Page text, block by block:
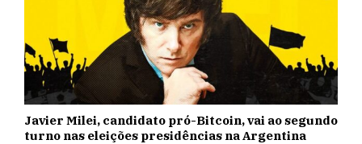
Javier Milei, candidato pró-Bitcoin, vai ao segundo
turno nas eleições presidências na Argentina